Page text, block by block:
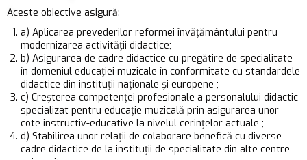
Aceste obiective asigură:
a) Aplicarea prevederilor reformei învăţământului pentru
modernizarea activităţii didactice;
b) Asigurarea de cadre didactice cu pregătire de specialitate
în domeniul educaţiei muzicale în conformitate cu standardele
didactice din instituţii naţionale şi europene ;
c) Creşterea competenţei profesionale a personalului didactic
specializat pentru educaţie muzicală prin asigurarea unor
cote instructiv-educative la nivelul cerinţelor actuale ;
d) Stabilirea unor relaţii de colaborare benefică cu diverse
cadre didactice de la instituţii de specialitate din alte centre